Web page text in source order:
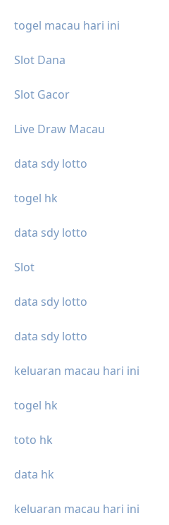
togel macau hari ini
Slot Dana
Slot Gacor
Live Draw Macau
data sdy lotto
togel hk
data sdy lotto
Slot
data sdy lotto
data sdy lotto
keluaran macau hari ini
togel hk
toto hk
data hk
keluaran macau hari ini